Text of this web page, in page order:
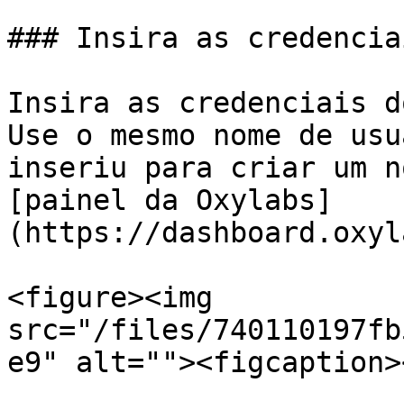
### Insira as
Insira as credenciais
Use o mesmo nome de
inseriu para criar um
[painel da Oxylabs]
(https://
<figure><img
src="/files/
e9"